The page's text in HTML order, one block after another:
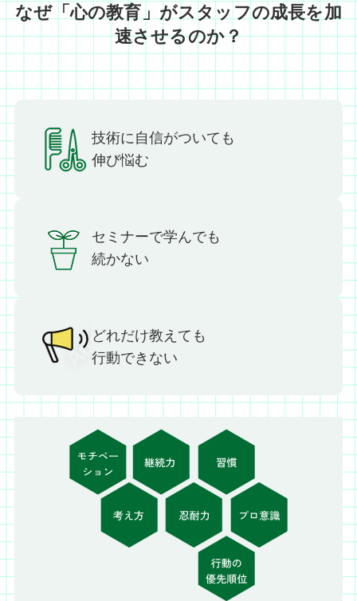
なぜ「心の教育」がスタッフの成長を加
速させるのか？
技術に自信がついても
伸び悩む
セミナーで学んでも
続かない
どれだけ教えても
行動できない